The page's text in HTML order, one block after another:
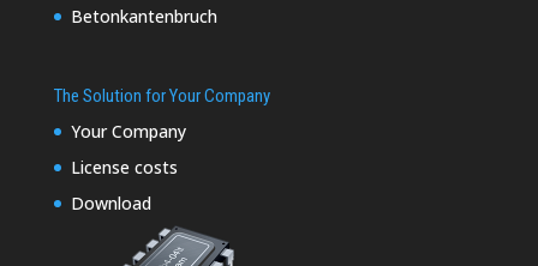
Betonkantenbruch
The Solution for Your Company
Your Company
License costs
Download